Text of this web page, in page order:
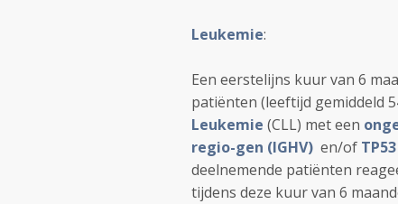
Leukemie:
Een eerstelijns kuur van 6
patiënten (leeftijd gemiddeld
Leukemie (CLL) met een
regio-gen (IGHV) en/of
deelnemende patiënten
tijdens deze kuur van 6